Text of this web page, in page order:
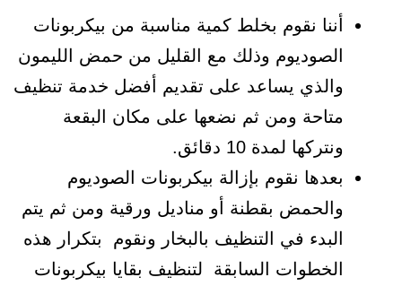
أننا نقوم بخلط كمية مناسبة من بيكربونات
الصوديوم وذلك مع القليل من حمض الليمون
والذي يساعد على تقديم أفضل خدمة تنظيف
متاحة ومن ثم نضعها على مكان البقعة
ونتركها لمدة 10 دقائق.
بعدها نقوم بإزالة بيكربونات الصوديوم
والحمض بقطنة أو مناديل ورقية ومن ثم يتم
البدء في التنظيف بالبخار ونقوم بتكرار هذه
الخطوات السابقة لتنظيف بقايا بيكربونات